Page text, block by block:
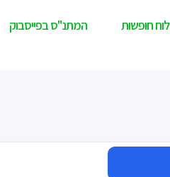
לוח חופשות המתנ"ס בפייסבוק